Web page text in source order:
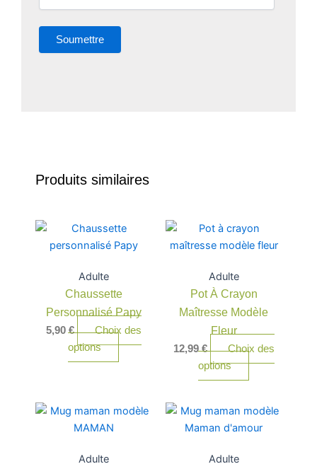
Produits similaires
Adulte
Chaussette
Personnalisé Papy
5,90€
Choix des
options
Ce
produit
variations.
Les
options
peuvent
être
la
Adulte
Pot À Crayon
Maîtresse Modèle
Fleur
12,99€
Choix des
options
Adulte Adulte